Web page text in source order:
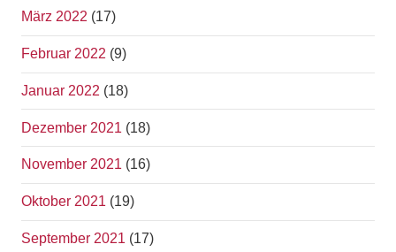
März 2022 (17)
Februar 2022 (9)
Januar 2022 (18)
Dezember 2021 (18)
November 2021 (16)
Oktober 2021 (19)
September 2021 (17)